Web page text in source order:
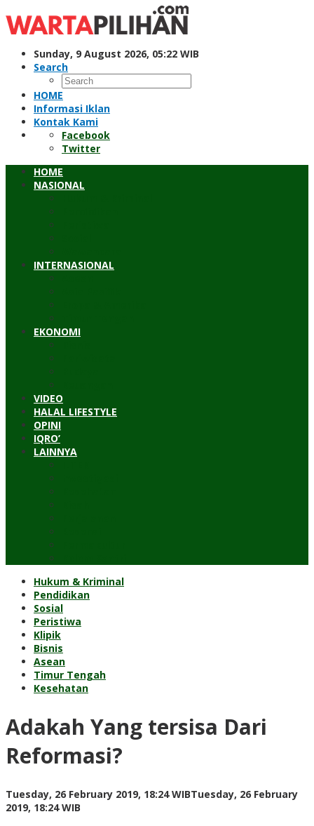
to
content
Sunday, 9 August 2026, 05:22 WIB
Search
HOME
Informasi Iklan
Kontak Kami
Facebook
Twitter
HOME
NASIONAL
INTERNASIONAL
EKONOMI
VIDEO
HALAL LIFESTYLE
OPINI
IQRO’
LAINNYA
Hukum & Kriminal
Pendidikan
Sosial
Peristiwa
Klipik
Bisnis
Asean
Timur Tengah
Kesehatan
Adakah Yang tersisa Dari
Reformasi?
Tuesday, 26 February 2019, 18:24 WIBTuesday, 26 February
2019, 18:24 WIB